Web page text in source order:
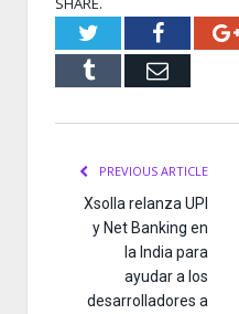
Twitter
Tumblr Email
PREVIOUS ARTICLE
Xsolla relanza UPI
y Net Banking en
la India para
ayudar a los
desarrolladores a